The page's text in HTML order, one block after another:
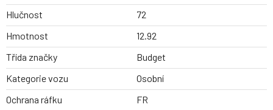
Hlučnost
72
Hmotnost
12.92
Třída značky
Budget
Kategorie vozu
Osobní
Ochrana ráfku
FR